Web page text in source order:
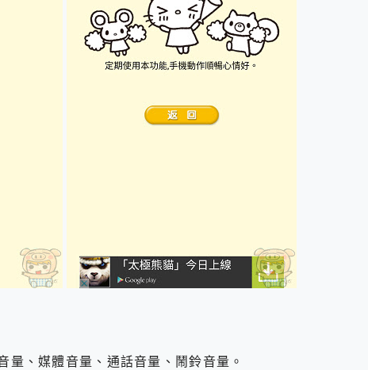
量、媒體音量、通話音量、鬧鈴音量。